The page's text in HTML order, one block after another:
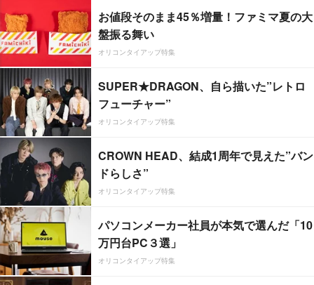
お値段そのまま45％増量！ファミマ夏の大
盤振る舞い
オリコンタイアップ特集
SUPER★DRAGON、自ら描いた”レトロ
フューチャー”
オリコンタイアップ特集
CROWN HEAD、結成1周年で見えた”バン
ドらしさ”
オリコンタイアップ特集
パソコンメーカー社員が本気で選んだ「10
万円台PC３選」
オリコンタイアップ特集